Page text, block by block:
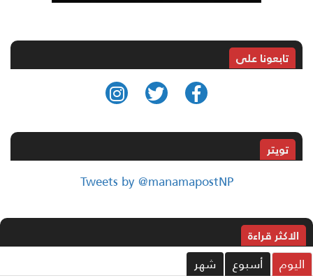
تابعونا على
تويتر
Tweets by @manamapostNP
الاکثر قراءة
أسبوع شهر